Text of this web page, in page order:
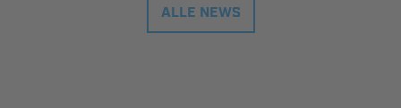
ALLE NEWS